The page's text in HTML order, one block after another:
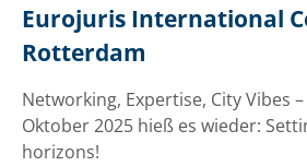
Eurojuris International
Rotterdam
Networking, Expertise, City Vibes
Oktober 2025 hieß es wieder:
horizons!